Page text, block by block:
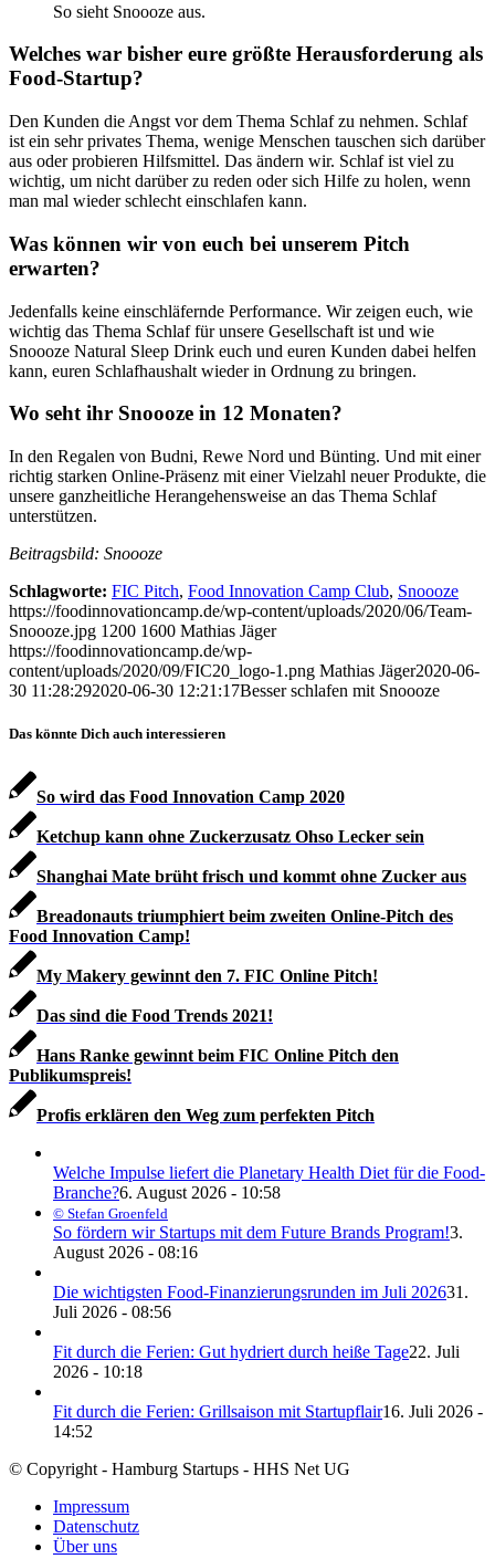
So sieht Snoooze aus.
Welches war bisher eure größte Herausforderung als
Food-Startup?
Den Kunden die Angst vor dem Thema Schlaf zu nehmen. Schlaf
ist ein sehr privates Thema, wenige Menschen tauschen sich darüber
aus oder probieren Hilfsmittel. Das ändern wir. Schlaf ist viel zu
wichtig, um nicht darüber zu reden oder sich Hilfe zu holen, wenn
man mal wieder schlecht einschlafen kann.
Was können wir von euch bei unserem Pitch
erwarten?
Jedenfalls keine einschläfernde Performance. Wir zeigen euch, wie
wichtig das Thema Schlaf für unsere Gesellschaft ist und wie
Snoooze Natural Sleep Drink euch und euren Kunden dabei helfen
kann, euren Schlafhaushalt wieder in Ordnung zu bringen.
Wo seht ihr Snoooze in 12 Monaten?
In den Regalen von Budni, Rewe Nord und Bünting. Und mit einer
richtig starken Online-Präsenz mit einer Vielzahl neuer Produkte, die
unsere ganzheitliche Herangehensweise an das Thema Schlaf
unterstützen.
Beitragsbild: Snoooze
Schlagworte: FIC Pitch, Food Innovation Camp Club, Snoooze
https://foodinnovationcamp.de/wp-content/uploads/2020/06/Team-
Snoooze.jpg 1200 1600 Mathias Jäger
https://foodinnovationcamp.de/wp-
content/uploads/2020/09/FIC20_logo-1.png Mathias Jäger2020-06-
30 11:28:292020-06-30 12:21:17Besser schlafen mit Snoooze
Das könnte Dich auch interessieren
So wird das Food Innovation Camp 2020
Ketchup kann ohne Zuckerzusatz Ohso Lecker sein
Shanghai Mate brüht frisch und kommt ohne Zucker aus
Breadonauts triumphiert beim zweiten Online-Pitch des
Food Innovation Camp!
My Makery gewinnt den 7. FIC Online Pitch!
Das sind die Food Trends 2021!
Hans Ranke gewinnt beim FIC Online Pitch den
Publikumspreis!
Profis erklären den Weg zum perfekten Pitch
Welche Impulse liefert die Planetary Health Diet für die Food-
Branche?6. August 2026 - 10:58
© Stefan Groenfeld
So fördern wir Startups mit dem Future Brands Program!3.
August 2026 - 08:16
Die wichtigsten Food-Finanzierungsrunden im Juli 202631.
Juli 2026 - 08:56
Fit durch die Ferien: Gut hydriert durch heiße Tage22. Juli
2026 - 10:18
Fit durch die Ferien: Grillsaison mit Startupflair16. Juli 2026 -
14:52
© Copyright - Hamburg Startups - HHS Net UG
Impressum
Datenschutz
Über uns